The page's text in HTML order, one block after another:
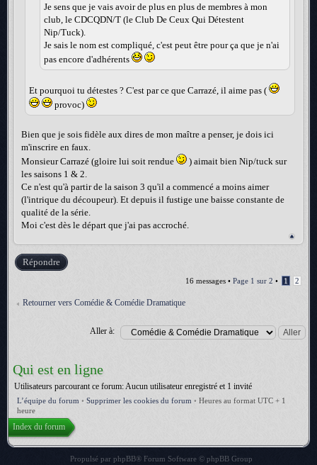
Je sens que je vais avoir de plus en plus de membres à mon
club, le CDCQDN/T (le Club De Ceux Qui Détestent
Nip/Tuck).
Je sais le nom est compliqué, c'est peut être pour ça que je n'ai
pas encore d'adhérents
Et pourquoi tu détestes ? C'est par ce que Carrazé, il aime pas (
provoc)
Bien que je sois fidèle aux dires de mon maître a penser, je dois ici
m'inscrire en faux.
Monsieur Carrazé (gloire lui soit rendue
) aimait bien Nip/tuck sur
les saisons 1 & 2.
Ce n'est qu'à partir de la saison 3 qu'il a commencé a moins aimer
(l'intrique du découpeur). Et depuis il fustige une baisse constante de
qualité de la série.
Moi c'est dès le départ que j'ai pas accroché.
Répondre
16 messages • Page 1 sur 2 • 1 2
Retourner vers Comédie & Comédie Dramatique
Aller à:
Qui est en ligne
Utilisateurs parcourant ce forum: Aucun utilisateur enregistré et 1 invité
L’équipe du forum • Supprimer les cookies du forum • Heures au format UTC + 1
heure
Index du forum
Propulsé par phpBB® Forum Software © phpBB Group